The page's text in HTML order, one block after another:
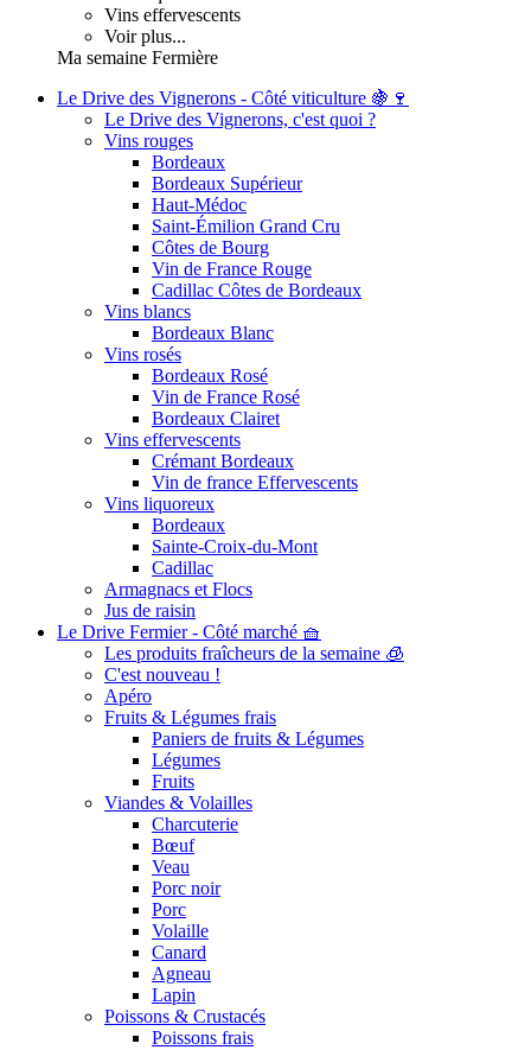
Vins effervescents
Voir plus...
Ma semaine Fermière
Le Drive des Vignerons - Côté viticulture 🍇🍷
Le Drive des Vignerons, c'est quoi ?
Vins rouges
Bordeaux
Bordeaux Supérieur
Haut-Médoc
Saint-Émilion Grand Cru
Côtes de Bourg
Vin de France Rouge
Cadillac Côtes de Bordeaux
Vins blancs
Bordeaux Blanc
Vins rosés
Bordeaux Rosé
Vin de France Rosé
Bordeaux Clairet
Vins effervescents
Crémant Bordeaux
Vin de france Effervescents
Vins liquoreux
Bordeaux
Sainte-Croix-du-Mont
Cadillac
Armagnacs et Flocs
Jus de raisin
Le Drive Fermier - Côté marché 🧺
Les produits fraîcheurs de la semaine 🧊
C'est nouveau !
Apéro
Fruits & Légumes frais
Paniers de fruits & Légumes
Légumes
Fruits
Viandes & Volailles
Charcuterie
Bœuf
Veau
Porc noir
Porc
Volaille
Canard
Agneau
Lapin
Poissons & Crustacés
Poissons frais